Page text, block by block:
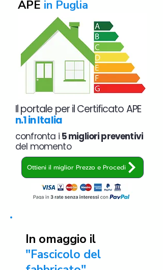
APE in Puglia
Il portale per il Certificato APE
n.1 in Italia
confronta i 5 migliori preventivi
del momento
Ottieni il miglior Prezzo e Procedi
In omaggio il
"Fascicolo del